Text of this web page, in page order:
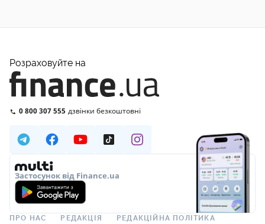
Розраховуйте на
0 800 307 555 дзвінки безкоштовні
Застосунок від Finance.ua
ПРО НАС РЕДАКЦІЯ РЕДАКЦІЙНА ПОЛІТИКА